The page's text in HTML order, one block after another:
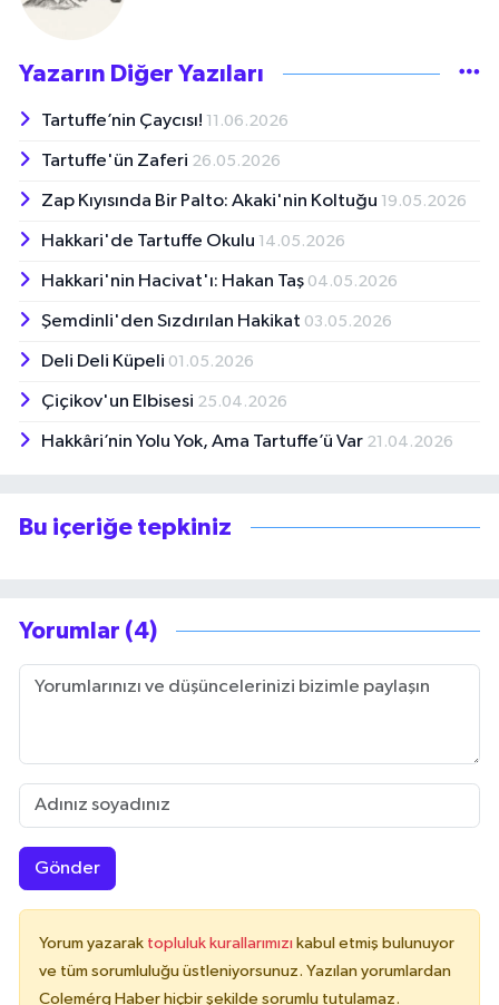
Yazarın Diğer Yazıları
Tartuffe’nin Çaycısı! 11.06.2026
Tartuffe'ün Zaferi 26.05.2026
Zap Kıyısında Bir Palto: Akaki'nin Koltuğu 19.05.2026
Hakkari'de Tartuffe Okulu 14.05.2026
Hakkari'nin Hacivat'ı: Hakan Taş 04.05.2026
Şemdinli'den Sızdırılan Hakikat 03.05.2026
Deli Deli Küpeli 01.05.2026
Çiçikov'un Elbisesi 25.04.2026
Hakkâri’nin Yolu Yok, Ama Tartuffe’ü Var 21.04.2026
Bu içeriğe tepkiniz
Yorumlar (4)
Gönder
Yorum yazarak topluluk kurallarımızı kabul etmiş bulunuyor
ve tüm sorumluluğu üstleniyorsunuz. Yazılan yorumlardan
Colemérg Haber hiçbir şekilde sorumlu tutulamaz.